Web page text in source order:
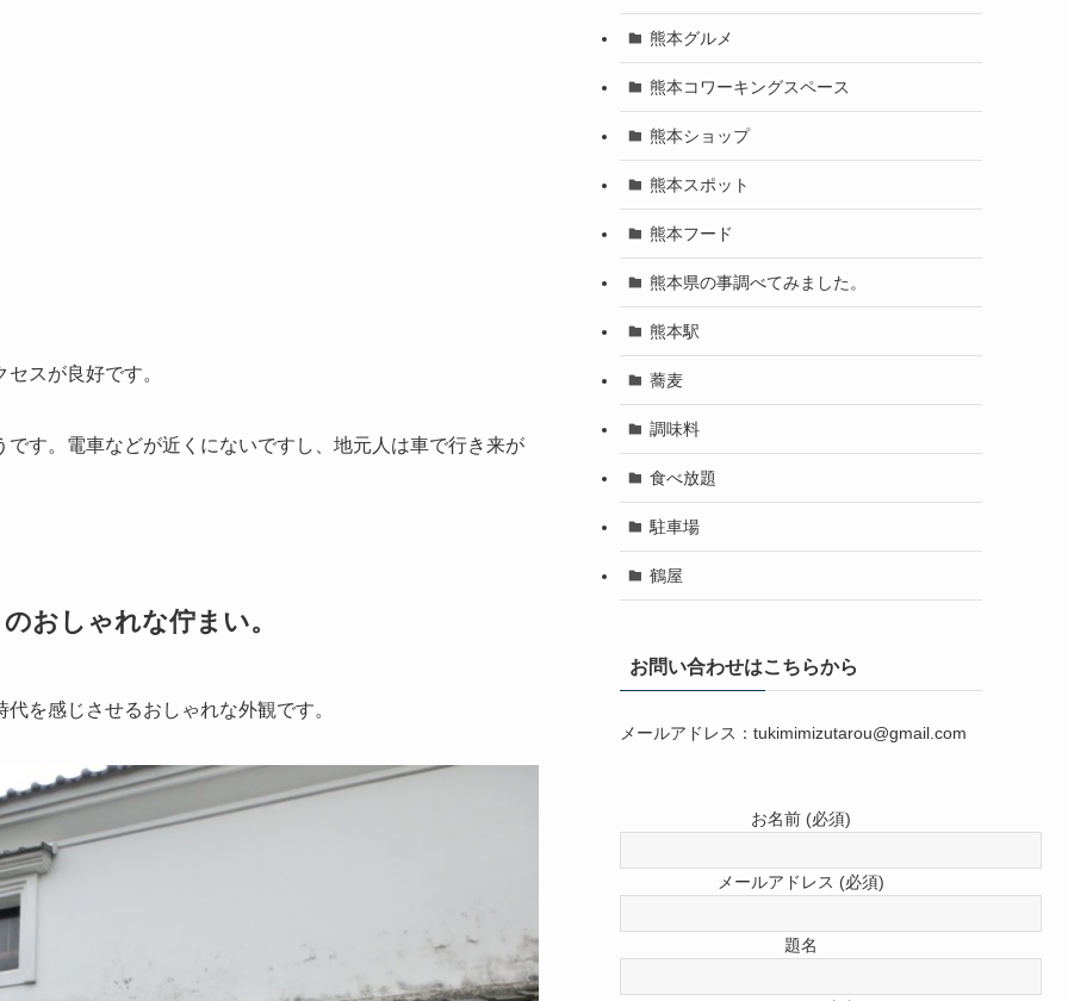
スが良好です。
す。電車などが近くにないですし、地元人は車で行き来が
おしゃれな佇まい。
を感じさせるおしゃれな外観です。
熊本グルメ
熊本コワーキングスペース
熊本ショップ
熊本スポット
熊本フード
熊本県の事調べてみました。
熊本駅
蕎麦
調味料
食べ放題
駐車場
鶴屋
お問い合わせはこちらから
メールアドレス：tukimimizutarou@gmail.com
お名前 (必須)
メールアドレス (必須)
題名